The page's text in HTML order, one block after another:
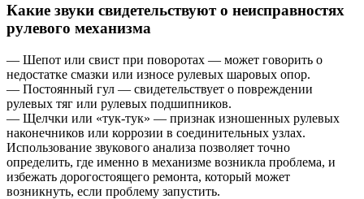
Какие звуки свидетельствуют о неисправностях
рулевого механизма
— Шепот или свист при поворотах — может говорить о
недостатке смазки или износе рулевых шаровых опор.
— Постоянный гул — свидетельствует о повреждении
рулевых тяг или рулевых подшипников.
— Щелчки или «тук-тук» — признак изношенных рулевых
наконечников или коррозии в соединительных узлах.
Использование звукового анализа позволяет точно
определить, где именно в механизме возникла проблема, и
избежать дорогостоящего ремонта, который может
возникнуть, если проблему запустить.